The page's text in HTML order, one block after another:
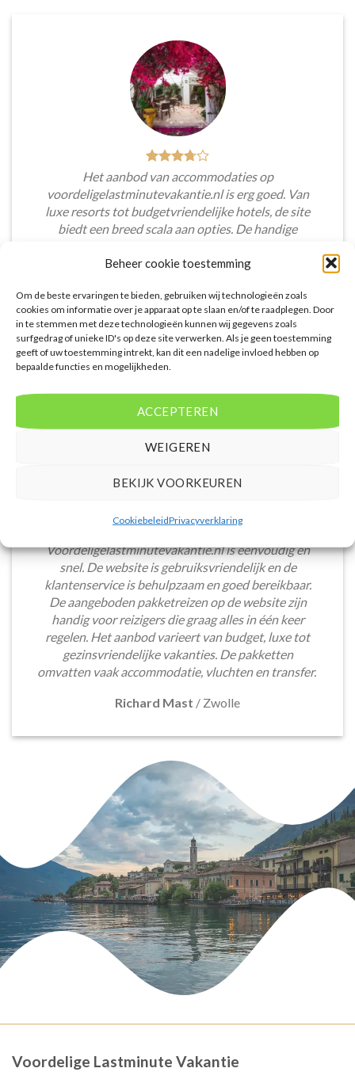
Beheer cookie toestemming
Om de beste ervaringen te bieden, gebruiken wij technologieën zoals
cookies om informatie over je apparaat op te slaan en/of te raadplegen. Door
in te stemmen met deze technologieën kunnen wij gegevens zoals
surfgedrag of unieke ID's op deze site verwerken. Als je geen toestemming
geeft of uw toestemming intrekt, kan dit een nadelige invloed hebben op
bepaalde functies en mogelijkheden.
ACCEPTEREN
WEIGEREN
BEKIJK VOORKEUREN
CookiebeleidPrivacyverklaring
Het aanbod van accommodaties op
voordeligelastminutevakantie.nl is erg goed. Van
luxe resorts tot budgetvriendelijke hotels, de site
biedt een breed scala aan opties. De handige
accommodaties te vinden die aansluiten bij mijn
Tim Beukers /Tilburg
Voordeligelastminutevakantie.nl is eenvoudig en
snel. De website is gebruiksvriendelijk en de
klantenservice is behulpzaam en goed bereikbaar.
De aangeboden pakketreizen op de website zijn
handig voor reizigers die graag alles in één keer
regelen. Het aanbod varieert van budget, luxe tot
gezinsvriendelijke vakanties. De pakketten
omvatten vaak accommodatie, vluchten en transfer.
Richard Mast / Zwolle
Voordelige Lastminute Vakantie